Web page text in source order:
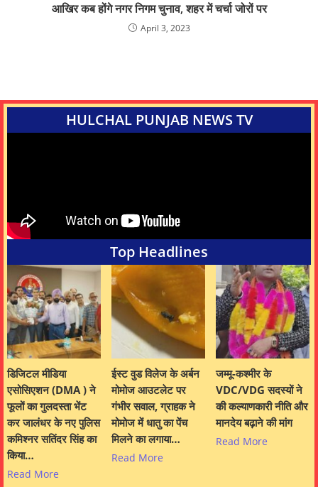
आखिर कब होंगे नगर निगम चुनाव, शहर में चर्चा जोरों पर
April 3, 2023
HULCHAL PUNJAB NEWS TV
Top Headlines
डिजिटल मीडिया
एसोसिएशन (DMA ) ने
फूलों का गुलदस्ता भेंट
कर जालंधर के नए पुलिस
कमिश्नर सतिंदर सिंह का
किया…
Read More
ईस्ट वुड विलेज के अर्बन
मोमोज आउटलेट पर
गंभीर सवाल, ग्राहक ने
मोमोज में धातु का पेंच
मिलने का लगाया…
Read More
जम्मू-कश्मीर के
VDC/VDG सदस्यों ने
की कल्याणकारी नीति और
मानदेय बढ़ाने की मांग
Read More